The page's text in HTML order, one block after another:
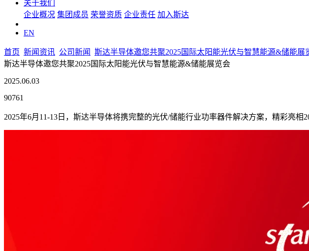
关于我们
企业概况 集团成员 荣誉资质 企业责任 加入斯达
EN
首页 新闻资讯 公司新闻
斯达半导体邀您共聚2025国际太阳能光伏与智慧能源&储能展
斯达半导体邀您共聚2025国际太阳能光伏与智慧能源&储能展览会
2025.06.03
90761
2025年6月11-13日，斯达半导体将携完整的光伏/储能行业功率器件解决方案，精彩亮